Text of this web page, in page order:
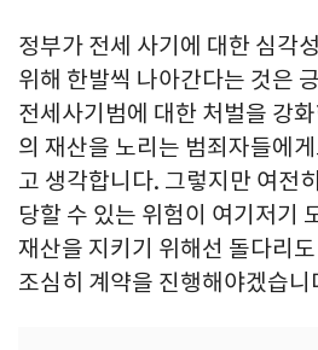
정부가 전세 사기에 대한 심각
위해 한발씩 나아간다는 것은
전세사기범에 대한 처벌을 강
의 재산을 노리는 범죄자들에
고 생각합니다. 그렇지만 여전
당할 수 있는 위험이 여기저기
재산을 지키기 위해선 돌다리
조심히 계약을 진행해야겠습니